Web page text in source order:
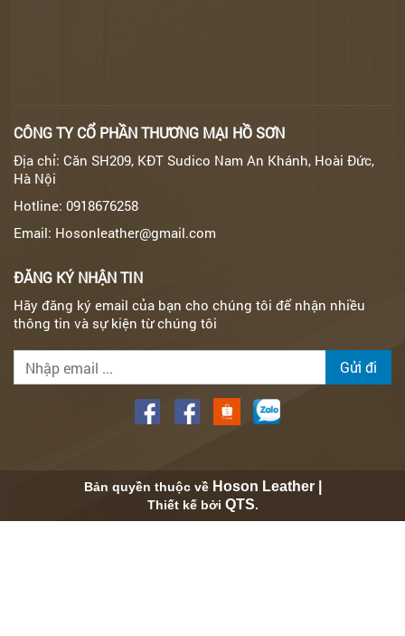
CÔNG TY CỔ PHẦN THƯƠNG MẠI HỒ SƠN
Địa chỉ: Căn SH209, KĐT Sudico Nam An Khánh, Hoài Đức,
Hà Nội
Hotline: 0918676258
Email: Hosonleather@gmail.com
ĐĂNG KÝ NHẬN TIN
Hãy đăng ký email của bạn cho chúng tôi để nhận nhiều
thông tin và sự kiện từ chúng tôi
Gửi đi
Bản quyền thuộc về Hoson Leather |
Thiết kế bởi QTS.